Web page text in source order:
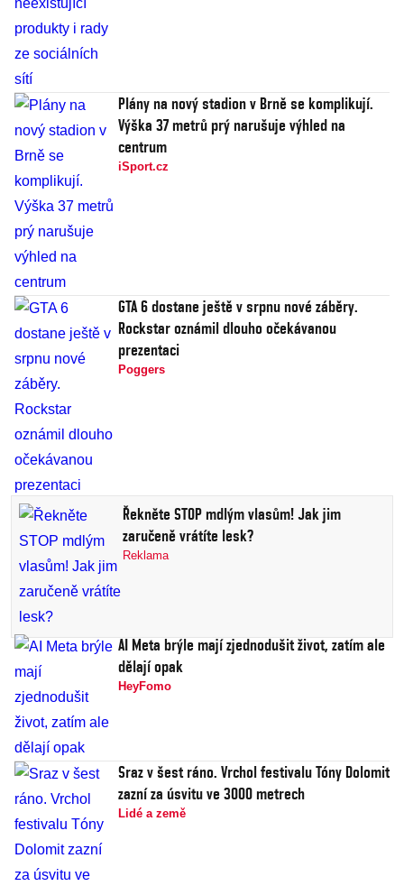
Plány na nový stadion v Brně se komplikují.
Výška 37 metrů prý narušuje výhled na
centrum
iSport.cz
GTA 6 dostane ještě v srpnu nové záběry.
Rockstar oznámil dlouho očekávanou
prezentaci
Poggers
Řekněte STOP mdlým vlasům! Jak jim
zaručeně vrátíte lesk?
Reklama
AI Meta brýle mají zjednodušit život, zatím ale
dělají opak
HeyFomo
Sraz v šest ráno. Vrchol festivalu Tóny Dolomit
zazní za úsvitu ve 3000 metrech
Lidé a země